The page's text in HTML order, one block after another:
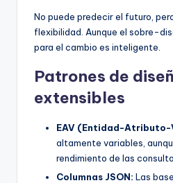
No puede predecir el futuro,
flexibilidad. Aunque el sobre-
para el cambio es inteligente.
Patrones de
extensibles
EAV (Entidad-Atributo-
altamente variables,
rendimiento de las
Columnas JSON: Las